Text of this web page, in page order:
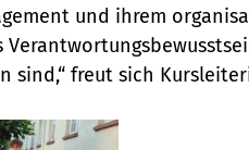
und ihrem
sind,“ freut sich